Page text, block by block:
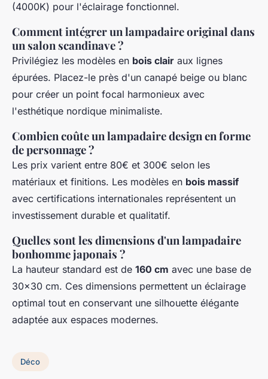
(4000K) pour l'éclairage fonctionnel.
Comment intégrer un lampadaire original dans
un salon scandinave ?
Privilégiez les modèles en bois clair aux lignes
épurées. Placez-le près d'un canapé beige ou blanc
pour créer un point focal harmonieux avec
l'esthétique nordique minimaliste.
Combien coûte un lampadaire design en forme
de personnage ?
Les prix varient entre 80€ et 300€ selon les
matériaux et finitions. Les modèles en bois massif
avec certifications internationales représentent un
investissement durable et qualitatif.
Quelles sont les dimensions d'un lampadaire
bonhomme japonais ?
La hauteur standard est de 160 cm avec une base de
30x30 cm. Ces dimensions permettent un éclairage
optimal tout en conservant une silhouette élégante
adaptée aux espaces modernes.
Déco